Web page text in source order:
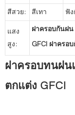
สีสวย: สีเทา ฟั
แสง
สูง:
ฝาครอบกันฝน
GFCI ฝาครอ
ฝาครอบทนฝน
ตกแต่ง GFCI